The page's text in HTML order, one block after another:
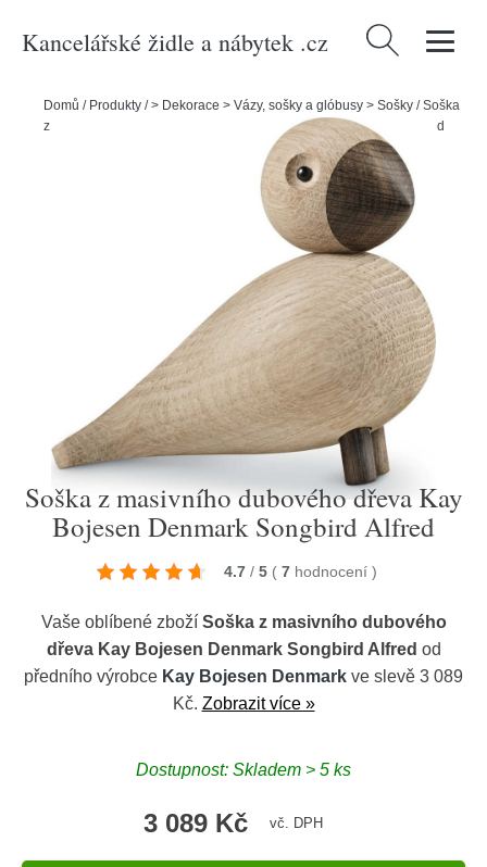
Kancelářské židle a nábytek .cz Vyhledávání
Domů / Produkty /> Dekorace > Vázy, sošky a glóbusy > Sošky /Soška
z masivního dubového dřeva Kay Bojesen Denmark Songbird Alfred
Soška z masivního dubového dřeva Kay
Bojesen Denmark Songbird Alfred
4.7 / 5 ( 7 hodnocení )
Vaše oblíbené zboží Soška z masivního dubového
dřeva Kay Bojesen Denmark Songbird Alfred od
předního výrobce Kay Bojesen Denmark ve slevě 3 089
Kč. Zobrazit více »
Dostupnost: Skladem > 5 ks
3 089 Kč vč. DPH